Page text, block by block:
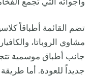
وأجوائه التي تجمع
تضم القائمة أطباقاً
مشاوي الروباتا،
جانب أطباق موسمية
جديداً للعودة. أما طريقة